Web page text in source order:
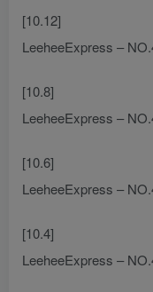
[10.12]
LeeheeExpress –
[10.8]
LeeheeExpress –
[10.6]
LeeheeExpress –
[10.4]
LeeheeExpress –